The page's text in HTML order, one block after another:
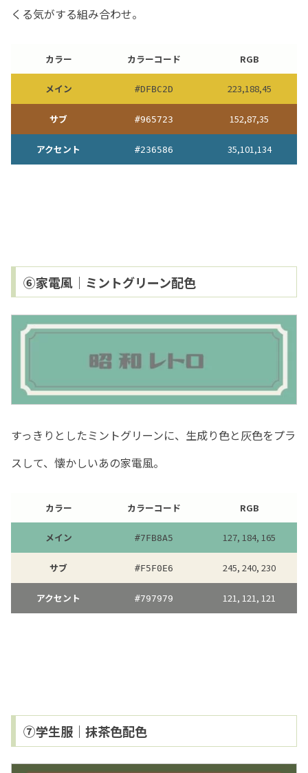
くる気がする組み合わせ。
カラー カラーコード RGB
メイン #DFBC2D 223,188,45
サブ #965723 152,87,35
アクセント #236586 35,101,134
⑥家電風｜ミントグリーン配色
すっきりとしたミントグリーンに、生成り色と灰色をプラ
スして、懐かしいあの家電風。
カラー カラーコード RGB
メイン #7FB8A5 127, 184, 165
サブ #F5F0E6 245, 240, 230
アクセント #797979 121, 121, 121
⑦学生服｜抹茶色配色